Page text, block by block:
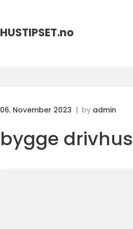
HUSTIPSET.no
06. November 2023 by admin
bygge